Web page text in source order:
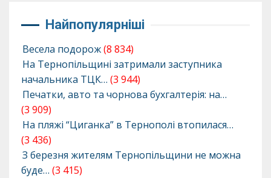
Найпопулярніші
Весела подорож(8 834)
На Тернопільщині затримали заступника
начальника ТЦК… (3 944)
Печатки, авто та чорнова бухгалтерія: на…
(3 909)
На пляжі “Циганка” в Тернополі втопилася…
(3 436)
З березня жителям Тернопільщини не можна
буде… (3 415)